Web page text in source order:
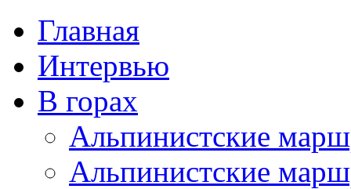
Главная
Интервью
В горах
Альпинистские
Альпинистские